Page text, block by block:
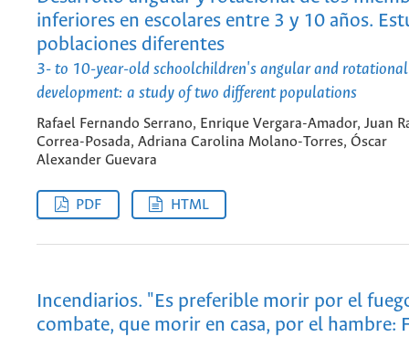
inferiores en escolares entre 3 y 10 años.
poblaciones diferentes
3- to 10-year-old schoolchildren's angular and
development: a study of two different populations
Rafael Fernando Serrano, Enrique Vergara-Amador, Juan
Correa-Posada, Adriana Carolina Molano-Torres, Óscar
Alexander Guevara
PDF HTML
Incendiarios. "Es preferible morir por el
combate, que morir en casa, por el hambre: